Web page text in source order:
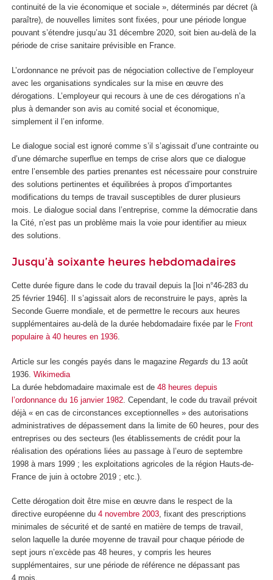
continuité de la vie économique et sociale », déterminés par décret (à
paraître), de nouvelles limites sont fixées, pour une période longue
pouvant s’étendre jusqu’au 31 décembre 2020, soit bien au-delà de la
période de crise sanitaire prévisible en France.
L’ordonnance ne prévoit pas de négociation collective de l’employeur
avec les organisations syndicales sur la mise en œuvre des
dérogations. L’employeur qui recours à une de ces dérogations n’a
plus à demander son avis au comité social et économique,
simplement il l’en informe.
Le dialogue social est ignoré comme s’il s’agissait d’une contrainte ou
d’une démarche superflue en temps de crise alors que ce dialogue
entre l’ensemble des parties prenantes est nécessaire pour construire
des solutions pertinentes et équilibrées à propos d’importantes
modifications du temps de travail susceptibles de durer plusieurs
mois. Le dialogue social dans l’entreprise, comme la démocratie dans
la Cité, n’est pas un problème mais la voie pour identifier au mieux
des solutions.
Jusqu’à soixante heures hebdomadaires
Cette durée figure dans le code du travail depuis la [loi n°46-283 du
25 février 1946]. Il s’agissait alors de reconstruire le pays, après la
Seconde Guerre mondiale, et de permettre le recours aux heures
supplémentaires au-delà de la durée hebdomadaire fixée par le Front
populaire à 40 heures en 1936.
Article sur les congés payés dans le magazine Regards du 13 août
1936. Wikimedia
La durée hebdomadaire maximale est de 48 heures depuis
l’ordonnance du 16 janvier 1982 . Cependant, le code du travail prévoit
déjà « en cas de circonstances exceptionnelles » des autorisations
administratives de dépassement dans la limite de 60 heures, pour des
entreprises ou des secteurs (les établissements de crédit pour la
réalisation des opérations liées au passage à l’euro de septembre
1998 à mars 1999 ; les exploitations agricoles de la région Hauts-de-
France de juin à octobre 2019 ; etc.).
Cette dérogation doit être mise en œuvre dans le respect de la
directive européenne du 4 novembre 2003, fixant des prescriptions
minimales de sécurité et de santé en matière de temps de travail,
selon laquelle la durée moyenne de travail pour chaque période de
sept jours n’excède pas 48 heures, y compris les heures
supplémentaires, sur une période de référence ne dépassant pas
4 mois.